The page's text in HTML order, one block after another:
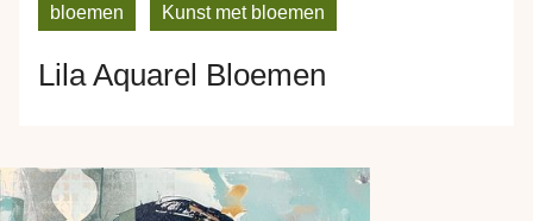
structuur…
bloemen Kunst met bloemen
Lila Aquarel Bloemen